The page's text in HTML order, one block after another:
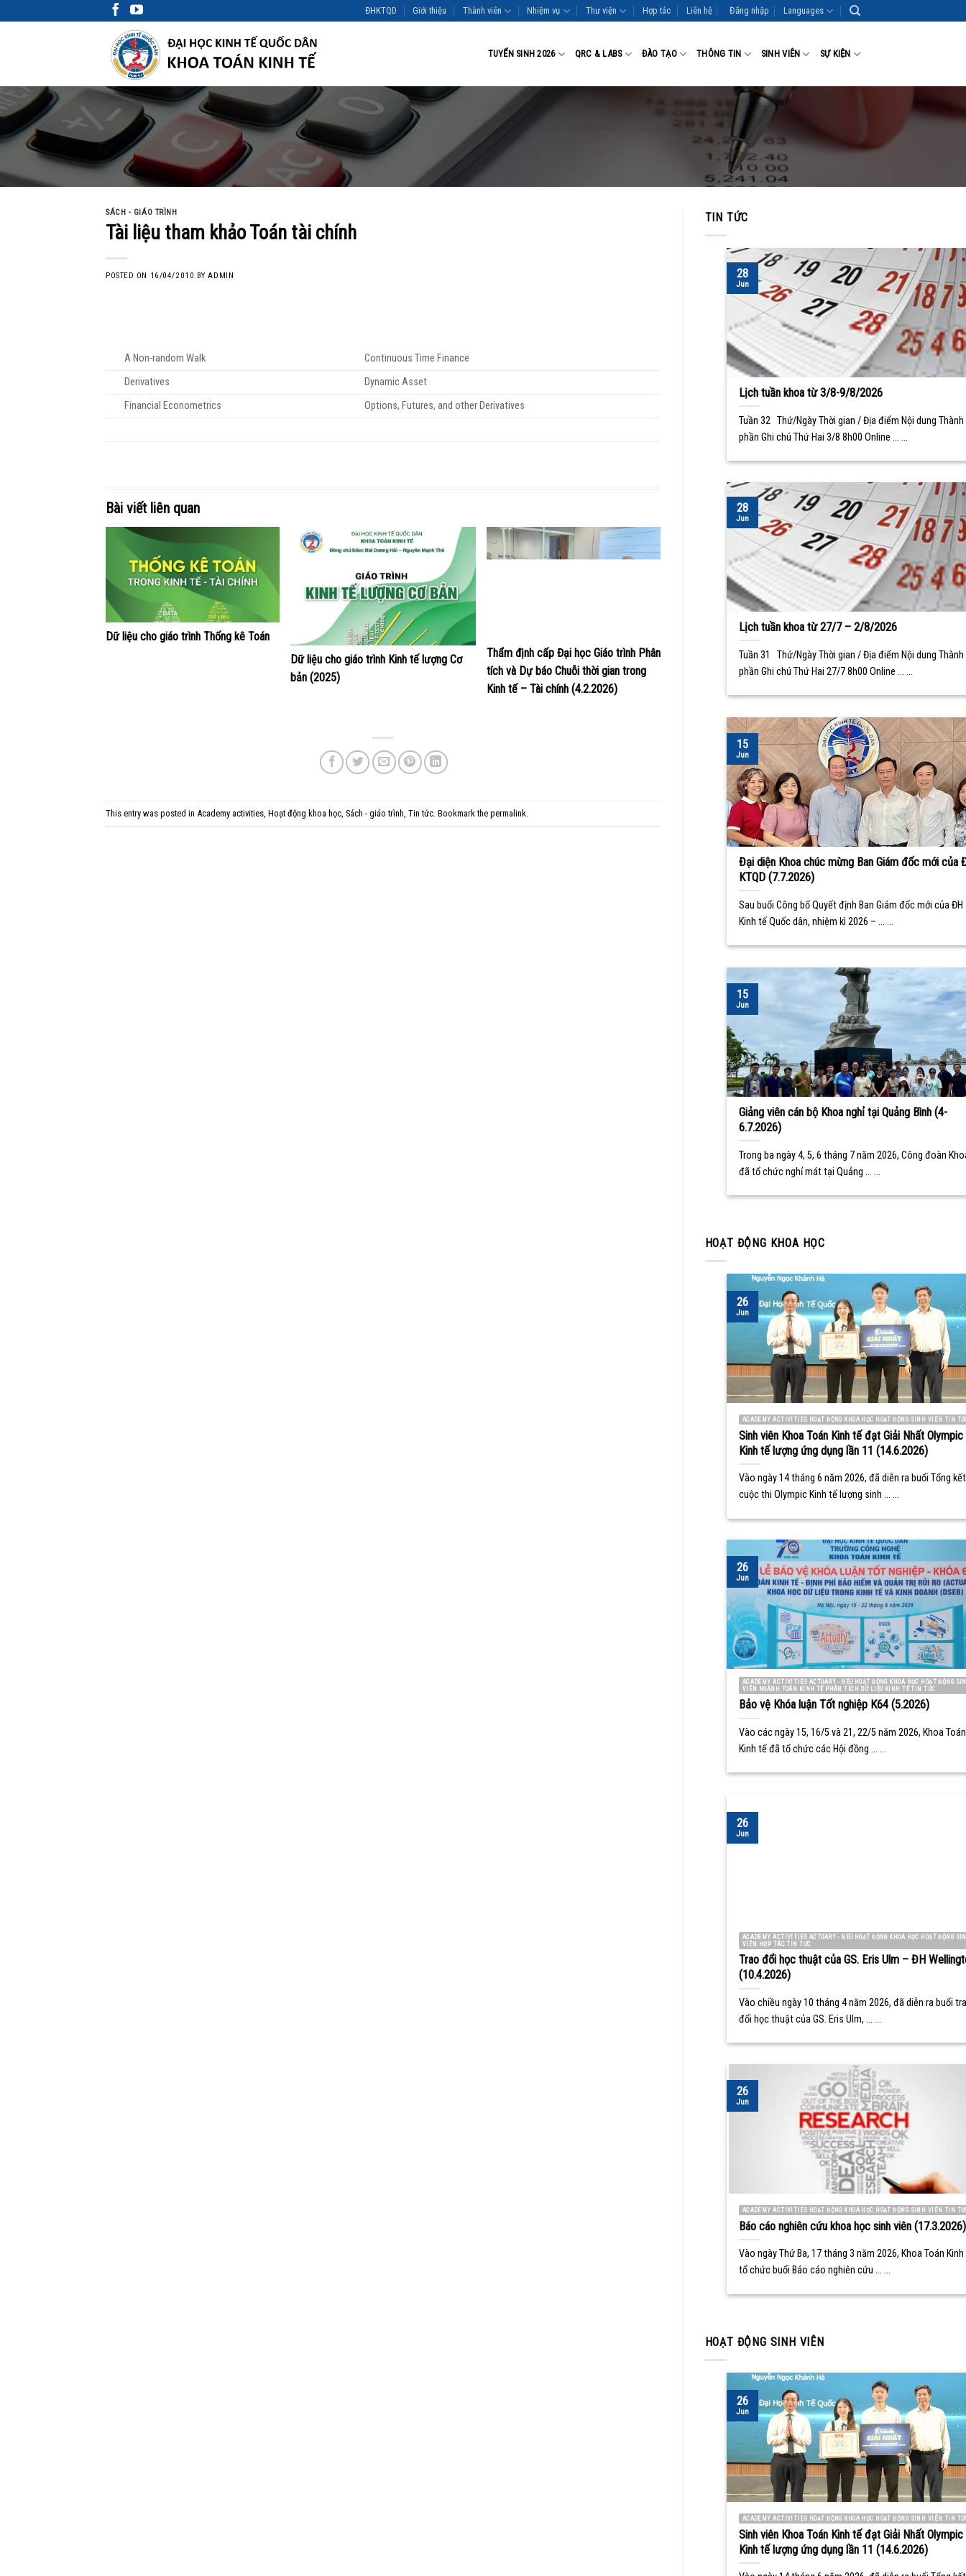
to
ĐHKTQD Giới thiệu Thành viên Nhiệm vụ Thư viện Hợp tác Liên hệ Đăng nhập Languages
TUYỂN SINH 2026 QRC & LABS ĐÀO TẠO THÔNG TIN SINH VIÊN SỰ KIỆN
SÁCH - GIÁO TRÌNH
Tài liệu tham khảo Toán tài chính
POSTED ON 16/04/2010 BYADMIN
A Non-random Walk
Continuous Time Finance
Derivatives
Dynamic Asset
Financial Econometrics
Options, Futures, and other Derivatives
Bài viết liên quan
Dữ liệu cho giáo trình Thống kê Toán
Dữ liệu cho giáo trình Kinh tế lượng Cơ
bản (2025)
Thẩm định cấp Đại học Giáo trình Phân
tích và Dự báo Chuỗi thời gian trong
Kinh tế – Tài chính (4.2.2026)
This entry was posted in Academy activities Hoạt động khoa học Sách - giáo trình Tin tức . Bookmark the permalink
TIN TỨC
Lịch tuần khoa từ 3/8-9/8/2026
Tuần 32 Thứ/Ngày Thời gian / Địa điểm Nội dung Thành
phần Ghi chú Thứ Hai 3/8 8h00 Online ... ...
28
Jun
Lịch tuần khoa từ 27/7 – 2/8/2026
Tuần 31 Thứ/Ngày Thời gian / Địa điểm Nội dung Thành
phần Ghi chú Thứ Hai 27/7 8h00 Online ... ...
28
Jun
Đại diện Khoa chúc mừng Ban Giám đốc mới của
KTQD (7.7.2026)
Sau buổi Công bố Quyết định Ban Giám đốc mới của ĐH
Kinh tế Quốc dân, nhiệm kì 2026 – ... ...
15
Jun
Giảng viên cán bộ Khoa nghỉ tại Quảng Bình (4-
6.7.2026)
Trong ba ngày 4, 5, 6 tháng 7 năm 2026, Công đoàn
đã tổ chức nghỉ mát tại Quảng ... ...
15
Jun
HOẠT ĐỘNG KHOA HỌC
ACADEMY ACTIVITIES HOẠT ĐỘNG KHOA HỌC HOẠT ĐỘNG SINH VIÊN TIN
Sinh viên Khoa Toán Kinh tế đạt Giải Nhất Olympic
Kinh tế lượng ứng dụng lần 11 (14.6.2026)
Vào ngày 14 tháng 6 năm 2026, đã diễn ra buổi Tổng kết
cuộc thi Olympic Kinh tế lượng sinh ... ...
26
Jun
ACADEMY ACTIVITIES ACTUARY - NEU HOẠT ĐỘNG KHOA HỌC HOẠT ĐỘNG
VIÊN NGÀNH TOÁN KINH TẾ PHÂN TÍCH DỮ LIỆU KINH TẾ TIN TỨC
Bảo vệ Khóa luận Tốt nghiệp K64 (5.2026)
Vào các ngày 15, 16/5 và 21, 22/5 năm 2026, Khoa Toán
Kinh tế đã tổ chức các Hội đồng ... ...
26
Jun
ACADEMY ACTIVITIES ACTUARY - NEU HOẠT ĐỘNG KHOA HỌC HOẠT ĐỘNG
VIÊN HỢP TÁC TIN TỨC
Trao đổi học thuật của GS. Eris Ulm – ĐH
(10.4.2026)
Vào chiều ngày 10 tháng 4 năm 2026, đã diễn ra buổi
đổi học thuật của GS. Eris Ulm, ... ...
26
Jun
ACADEMY ACTIVITIES HOẠT ĐỘNG KHOA HỌC HOẠT ĐỘNG SINH VIÊN TIN
Báo cáo nghiên cứu khoa học sinh viên (17.3.2026)
Vào ngày Thứ Ba, 17 tháng 3 năm 2026, Khoa Toán
tổ chức buổi Báo cáo nghiên cứu ... ...
26
Jun
HOẠT ĐỘNG SINH VIÊN
ACADEMY ACTIVITIES HOẠT ĐỘNG KHOA HỌC HOẠT ĐỘNG SINH VIÊN TIN
Sinh viên Khoa Toán Kinh tế đạt Giải Nhất Olympic
Kinh tế lượng ứng dụng lần 11 (14.6.2026)
26
Jun